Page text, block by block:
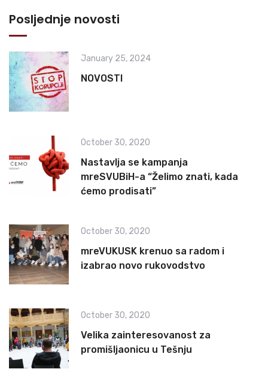
Posljednje novosti
January 25, 2024
NOVOSTI
October 30, 2020
Nastavlja se kampanja
mreSVUBiH-a “Želimo znati, kada
ćemo prodisati”
October 30, 2020
mreVUKUSK krenuo sa radom i
izabrao novo rukovodstvo
October 30, 2020
Velika zainteresovanost za
promišljaonicu u Tešnju